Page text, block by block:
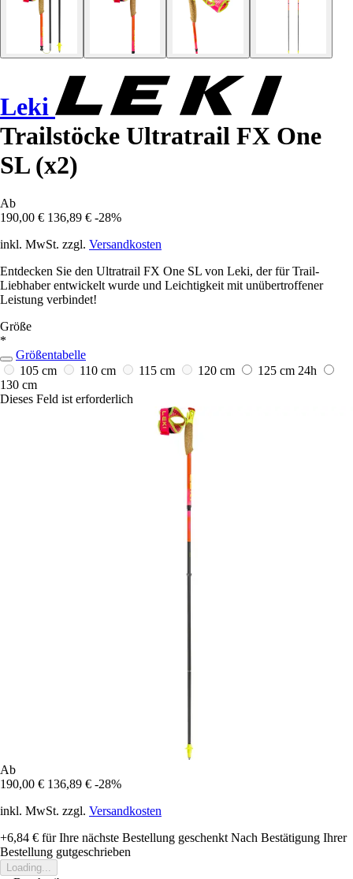
Leki
Trailstöcke Ultratrail FX One
SL (x2)
Ab
190,00 € 136,89 € -28%
inkl. MwSt. zzgl. Versandkosten
Entdecken Sie den Ultratrail FX One SL von Leki, der für Trail-
Liebhaber entwickelt wurde und Leichtigkeit mit unübertroffener
Leistung verbindet!
Größe
*
Größentabelle
105 cm
110 cm 115 cm 120 cm 125 cm 24h
130 cm
Dieses Feld ist erforderlich
Ab
190,00 € 136,89 € -28%
inkl. MwSt. zzgl. Versandkosten
+6,84 € für Ihre nächste Bestellung geschenkt Nach Bestätigung Ihrer
Bestellung gutgeschrieben
Loading...